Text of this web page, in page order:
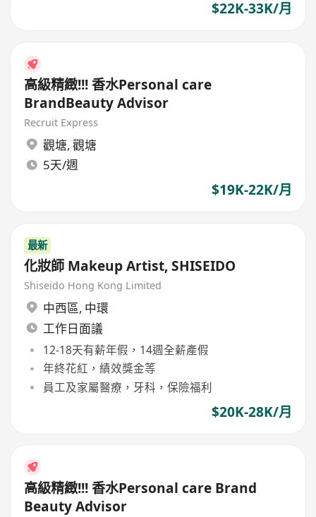
$22K-33K/月
高級精緻!!! 香水Personal care
BrandBeauty Advisor
Recruit Express
觀塘, 觀塘
5天/週
$19K-22K/月
最新
化妝師 Makeup Artist, SHISEIDO
Shiseido Hong Kong Limited
中西區, 中環
工作日面議
12-18天有薪年假，14週全薪產假
年終花紅，績效獎金等
員工及家屬醫療，牙科，保險福利
$20K-28K/月
高級精緻!!! 香水Personal care Brand
Beauty Advisor